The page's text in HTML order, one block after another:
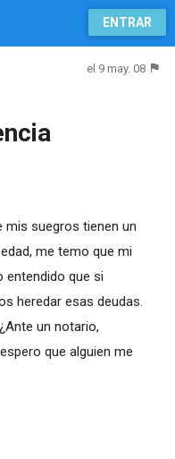
ENTRAR
el 9 may. 08
mis suegros tienen un
me temo que mi
entendido que si
heredar esas deudas.
un notario,
que alguien me